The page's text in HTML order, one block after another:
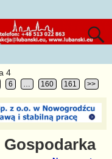
4
6 … 160 161 >>
Gospodarka